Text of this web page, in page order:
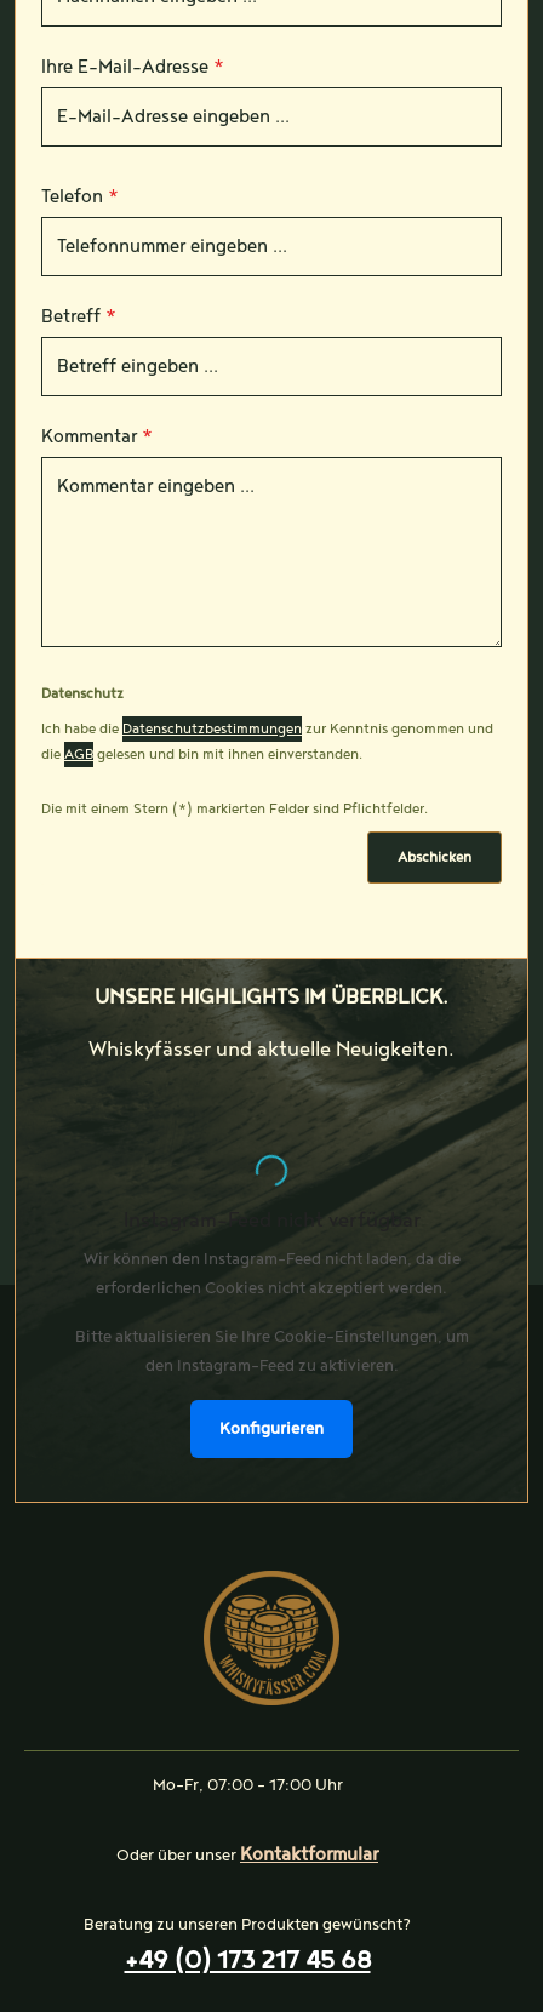
Ihre E-Mail-Adresse *
Telefon *
Betreff *
Kommentar *
Datenschutz
Ich habe die Datenschutzbestimmungen zur Kenntnis genommen und
die AGB gelesen und bin mit ihnen einverstanden.
Die mit einem Stern (*) markierten Felder sind Pflichtfelder.
Abschicken
UNSERE HIGHLIGHTS IM ÜBERBLICK.
Whiskyfässer und aktuelle Neuigkeiten.
Instagram-Feed nicht verfügbar
Wir können den Instagram-Feed nicht laden, da die
erforderlichen Cookies nicht akzeptiert werden.
Bitte aktualisieren Sie Ihre Cookie-Einstellungen, um
den Instagram-Feed zu aktivieren.
Konfigurieren
Mo-Fr, 07:00 - 17:00 Uhr
Oder über unser Kontaktformular
Beratung zu unseren Produkten gewünscht?
+49 (0) 173 217 45 68